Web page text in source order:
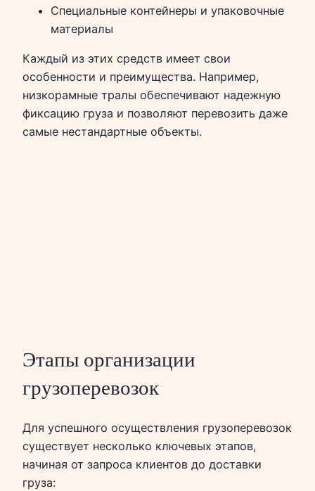
Специальные контейнеры и упаковочные
материалы
Каждый из этих средств имеет свои
особенности и преимущества. Например,
низкорамные тралы обеспечивают надежную
фиксацию груза и позволяют перевозить даже
самые нестандартные объекты.
Этапы организации
грузоперевозок
Для успешного осуществления грузоперевозок
существует несколько ключевых этапов,
начиная от запроса клиентов до доставки
груза: